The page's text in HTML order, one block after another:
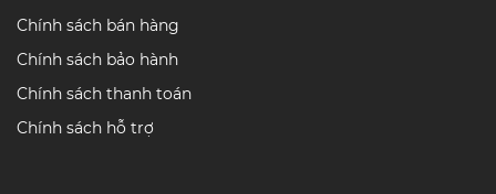
Chính sách bán hàng
Chính sách bảo hành
Chính sách thanh toán
Chính sách hỗ trợ